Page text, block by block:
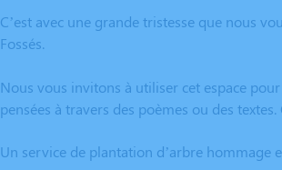
C’est avec une grande tristesse que nous
Fossés.
Nous vous invitons à utiliser cet espace
pensées à travers des poèmes ou des
Un service de plantation d’arbre hommage